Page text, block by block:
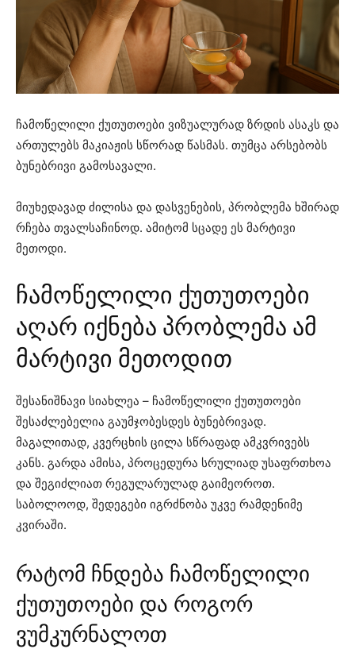
ჩამოწელილი ქუთუთოები ვიზუალურად ზრდის ასაკს და
ართულებს მაკიაჟის სწორად წასმას. თუმცა არსებობს
ბუნებრივი გამოსავალი.
მიუხედავად ძილისა და დასვენების, პრობლემა ხშირად
რჩება თვალსაჩინოდ. ამიტომ სცადე ეს მარტივი
მეთოდი.
ჩამოწელილი ქუთუთოები
აღარ იქნება პრობლემა ამ
მარტივი მეთოდით
შესანიშნავი სიახლეა – ჩამოწელილი ქუთუთოები
შესაძლებელია გაუმჯობესდეს ბუნებრივად.
მაგალითად, კვერცხის ცილა სწრაფად ამკვრივებს
კანს. გარდა ამისა, პროცედურა სრულიად უსაფრთხოა
და შეგიძლიათ რეგულარულად გაიმეოროთ.
საბოლოოდ, შედეგები იგრძნობა უკვე რამდენიმე
კვირაში.
რატომ ჩნდება ჩამოწელილი
ქუთუთოები და როგორ
ვუმკურნალოთ